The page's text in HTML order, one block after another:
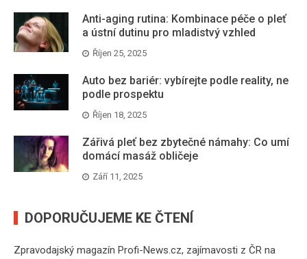
Anti-aging rutina: Kombinace péče o pleť
a ústní dutinu pro mladistvý vzhled
Říjen 25, 2025
Auto bez bariér: vybírejte podle reality, ne
podle prospektu
Říjen 18, 2025
Zářivá pleť bez zbytečné námahy: Co umí
domácí masáž obličeje
Září 11, 2025
DOPORUČUJEME KE ČTENÍ
Zpravodajský magazín Profi-News.cz, zajímavosti z ČR na